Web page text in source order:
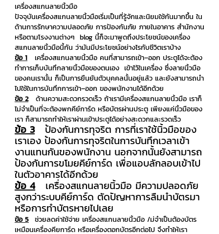
เครื่องสแกนลายนิ้วมือ
ปัจจุบันเครื่องสแกนลายนิ้วมือเริ่มเป็นที่รู้จักและนิยมใช้กันมากขึ้น ใน
ด้านการรักษาความปลอดภัย การป้องกันภัย ภายในอาคาร สำนักงาน
หรือตามโรงงานต่างๆ blog นี้ก็จะมาพูดถึงประโยชน์ของเครื่อง
สแกนลายนิ้วมือนี้กัน ว่ามันมีประโยชน์อย่างไรกับชีวิตเราบ้าง
ข้อ 1
เครื่องสแกนลายนิ้วมือ คนที่สามารถเข้า–ออก ประตูได้จะต้อง
ทำการเก็บบันทึกลายนิ้วมือของตนเอง เข้าไว้ในเครื่อง ซึ่งลายนิ้วมือ
ของคนเรานั้น ก็เป็นการยืนยันตัวบุคคลนั้นอยู่แล้ว และยังสามารถนำ
ไปใช้ในการบันทึกการเข้า–ออก ของพนักงานได้อีกด้วย
ข้อ 2
ด้านความสะดวกรวดเร็ว ถ้าเรามีเครื่องสแกนลายนิ้วมือ เราก็
ไม่จำเป็นที่จะต้องพกคีย์การ์ด หรือบัตรผ่านประตู เพียงแค่นิ้วมือของ
เรา ก็สามารถทำให้เราผ่านเข้าประตูได้อย่างสะดวกและรวดเร็ว
ข้อ 3 ป้องกันการทุจริต การที่เราใช้นิ้วมือของ
เราเอง ป้องกันการทุจริตในการบันทึกเวลาเข้า
งานแทนกันของพนักงาน นอกจากนั้นยังสามารถ
ป้องกันการขโมยคีย์การ์ด เพื่อแอบลักลอบเข้าไป
ในตัวอาคารได้อีกด้วย
ข้อ 4 เครื่องสแกนลายนิ้วมือ มีความปลอดภัย
สูงกว่าระบบคีย์การ์ด ตัดปัญหาการลืมนำบัตรมา
หรือการทำบัตรหายไปเลย
ข้อ 5 ช่วยลดค่าใช้จ่าย เครื่องสแกนลายนิ้วมือ /ม่จำเป็นต้องบัตร
เหมือนเครื่องคียการ์ด หรือเครื่องตอกบัตรอีกต่อไป จึงทำให้เรา